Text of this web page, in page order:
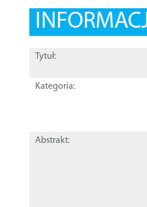
Tytuł:
Kategoria:
Abstrakt: